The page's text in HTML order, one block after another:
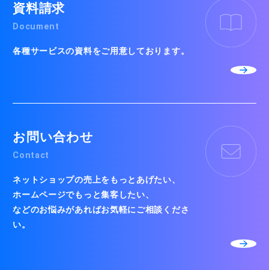
資料請求
Document
各種サービスの資料をご用意しております。
お問い合わせ
Contact
ネットショップの売上をもっとあげたい、
ホームページでもっと集客したい、
などのお悩みがあればお気軽にご相談くださ
い。